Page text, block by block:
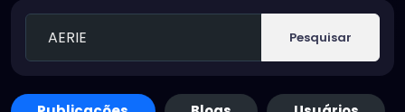
Pesquisar